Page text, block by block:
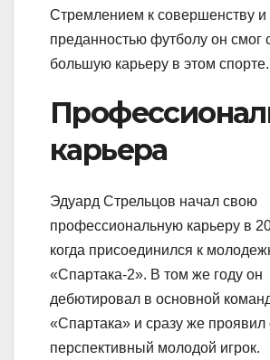
Стремлением к совершенству и
преданностью футболу он смог
большую карьеру в этом спорте.
карьера
Эдуард Стрельцов начал свою
профессиональную карьеру в
когда присоединился к
«Спартака-2». В том же году он
дебютировал в основной
«Спартака» и сразу же проявил
перспективный молодой игрок.